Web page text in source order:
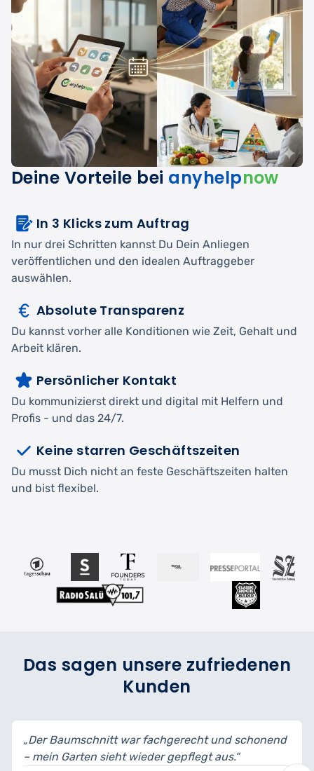
Deine Vorteile bei anyhelpnow
In 3 Klicks zum Auftrag
In nur drei Schritten kannst Du Dein Anliegen
veröffentlichen und den idealen Auftraggeber
auswählen.
Absolute Transparenz
Du kannst vorher alle Konditionen wie Zeit, Gehalt und
Arbeit klären.
Persönlicher Kontakt
Du kommunizierst direkt und digital mit Helfern und
Profis - und das 24/7.
Keine starren Geschäftszeiten
Du musst Dich nicht an feste Geschäftszeiten halten
und bist flexibel.
Das sagen unsere zufriedenen
Kunden
und schonend
aus.“
„Sehr sorgfältiger Schnitt an Hecken
– es wirkt alles harmonisch.“